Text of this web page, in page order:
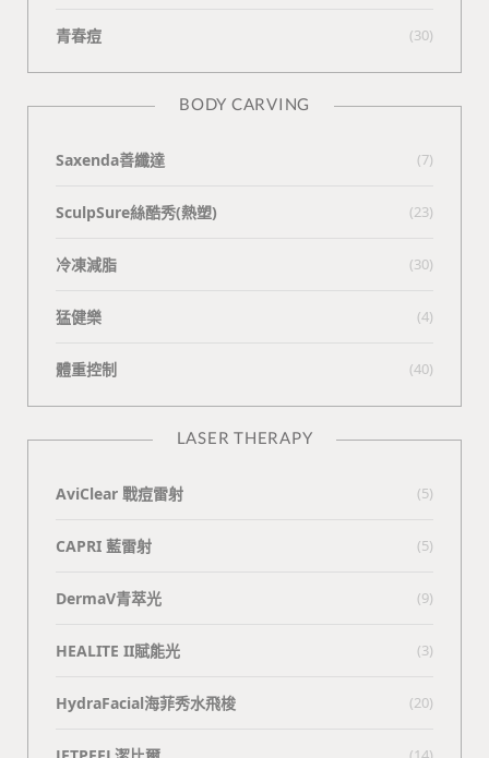
青春痘 (30)
BODY CARVING
Saxenda善纖達 (7)
SculpSure絲酷秀(熱塑) (23)
冷凍減脂 (30)
猛健樂 (4)
體重控制 (40)
LASER THERAPY
AviClear 戰痘雷射 (5)
CAPRI 藍雷射 (5)
DermaV青萃光 (9)
HEALITE II賦能光 (3)
HydraFacial海菲秀水飛梭 (20)